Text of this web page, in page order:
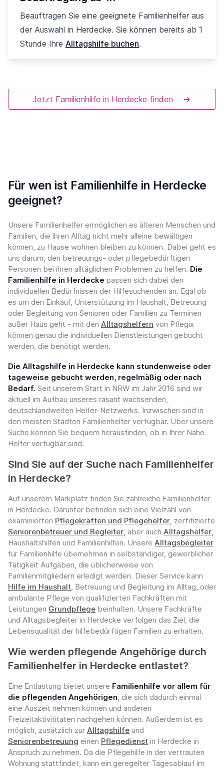
Beauftragen Sie eine geeignete Familienhelfer aus
der Auswahl in Herdecke. Sie können bereits ab 1
Stunde Ihre Alltagshilfe buchen.
Jetzt Familienhilfe in Herdecke finden →
Für wen ist Familienhilfe in Herdecke
geeignet?
Unsere Familienhelfer ermöglichen es älteren Menschen und
Familien, die ihren Alltag nicht mehr alleine bewältigen
können, zu Hause wohnen bleiben zu können. Dabei geht es
uns darum, den betreuungs- oder pflegebedürftigen
Personen bei ihren alltäglichen Problemen zu helfen. Die
Familienhilfe in Herdecke passen sich dabei den
individuellen Bedürfnissen der Hilfesuchenden an. Egal ob
es um den Einkauf, Unterstützung im Haushalt, Betreuung
oder Begleitung von Senioren oder Familien zu Terminen
außer Haus geht - mit den Alltagshelfern von Pflegix
können genau die individuellen Dienstleistungen gebucht
werden, die benötigt werden.
Die Alltagshilfe in Herdecke kann stundenweise oder
tageweise gebucht werden, regelmäßig oder nach
Bedarf. Seit unserem Start in NRW im Jahr 2016 sind wir
aktuell im Aufbau unseres rasant wachsenden,
deutschlandweiten Helfer-Netzwerks. Inzwischen sind in
den meisten Städten Familienhelfer verfügbar. Über unsere
Suche können Sie bequem herausfinden, ob in Ihrer Nähe
Helfer verfügbar sind.
Sind Sie auf der Suche nach Familienhelfer
in Herdecke?
Auf unserem Markplatz finden Sie zahlreiche Familienhelfer
in Herdecke. Darunter befinden sich eine Vielzahl von
examinierten Pflegekräften und Pflegehelfer, zertifizierte
Seniorenbetreuer und Begleiter, aber auch Alltagshelfer,
Haushaltshilfen und Familienhilfen. Unsere Alltagsbegleiter
für Familienhilfe übernehmen in selbständiger, gewerblicher
Tätigkeit Aufgaben, die üblicherweise von
Familienmitgliedern erledigt werden. Dieser Service kann
Hilfe im Haushalt, Betreuung und Begleitung im Alltag, oder
ambulante Pflege von qualifizierten Fachkräften mit
Leistungen Grundpflege beinhalten. Unsere Fachkräfte
und Alltagsbegleiter in Herdecke verfolgen das Ziel, die
Lebensqualität der hilfebedürftigen Familien zu erhalten.
Wie werden pflegende Angehörige durch
Familienhelfer in Herdecke entlastet?
Eine Entlastung bietet unsere Familienhilfe vor allem für
die pflegenden Angehörigen, die sich dadurch einmal
eine Auszeit nehmen können und anderen
Freizeitaktivititaten nachgehen können. Außerdem ist es
möglich, zusätzlich zur Alltagshilfe und
Seniorenbetreuung einen Pflegedienst in Herdecke in
Anspruch zu nehmen. Da die Pflegehilfe in der vertrauten
Wohnung stattfindet, kann ein geregelter Tagesablauf im